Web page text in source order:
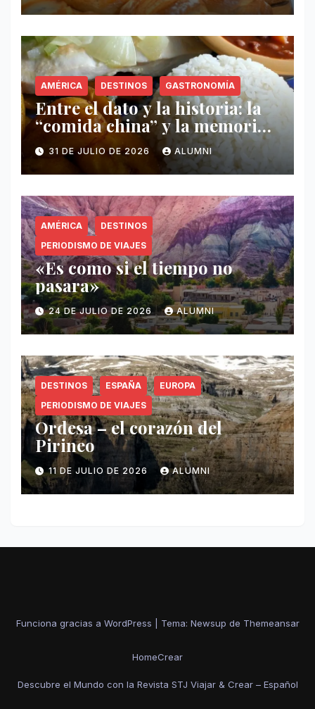
AMÉRICA DESTINOS GASTRONOMÍA
Entre el dato y la historia: la
“comida china” y la memoria
invisible en Puerto Rico
31 DE JULIO DE 2026 ALUMNI
AMÉRICA
DESTINOS
PERIODISMO DE VIAJES
«Es como si el tiempo no
pasara»
24 DE JULIO DE 2026 ALUMNI
DESTINOS ESPAÑA
EUROPA
PERIODISMO DE VIAJES
Ordesa – el corazón del
Pirineo
11 DE JULIO DE 2026 ALUMNI
Funciona gracias a WordPress Tema: Newsup de Themeansar
HomeCrear
Descubre el Mundo con la Revista STJ Viajar & Crear – Español